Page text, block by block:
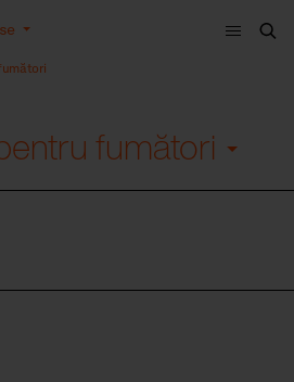
Meniu
fumători